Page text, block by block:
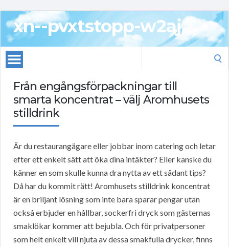
xn--pvxtstopp-w2aj
Från engångsförpackningar till
smarta koncentrat – välj Aromhusets
stilldrink
Är du restaurangägare eller jobbar inom catering och letar
efter ett enkelt sätt att öka dina intäkter? Eller kanske du
känner en som skulle kunna dra nytta av ett sådant tips?
Då har du kommit rätt! Aromhusets stilldrink koncentrat
är en briljant lösning som inte bara sparar pengar utan
också erbjuder en hållbar, sockerfri dryck som gästernas
smaklökar kommer att bejubla. Och för privatpersoner
som helt enkelt vill njuta av dessa smakfulla drycker, finns